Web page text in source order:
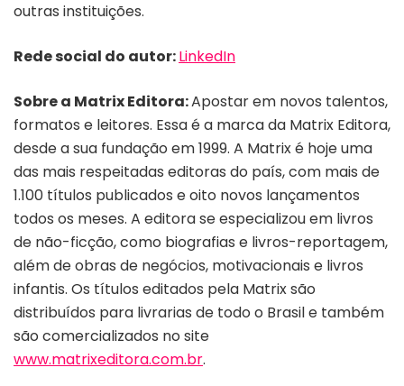
outras instituições.
Rede social do autor:LinkedIn
Sobre a Matrix Editora:Apostar em novos talentos,
formatos e leitores. Essa é a marca da Matrix Editora,
desde a sua fundação em 1999. A Matrix é hoje uma
das mais respeitadas editoras do país, com mais de
1.100 títulos publicados e oito novos lançamentos
todos os meses. A editora se especializou em livros
de não-ficção, como biografias e livros-reportagem,
além de obras de negócios, motivacionais e livros
infantis. Os títulos editados pela Matrix são
distribuídos para livrarias de todo o Brasil e também
são comercializados no site
www.matrixeditora.com.br.